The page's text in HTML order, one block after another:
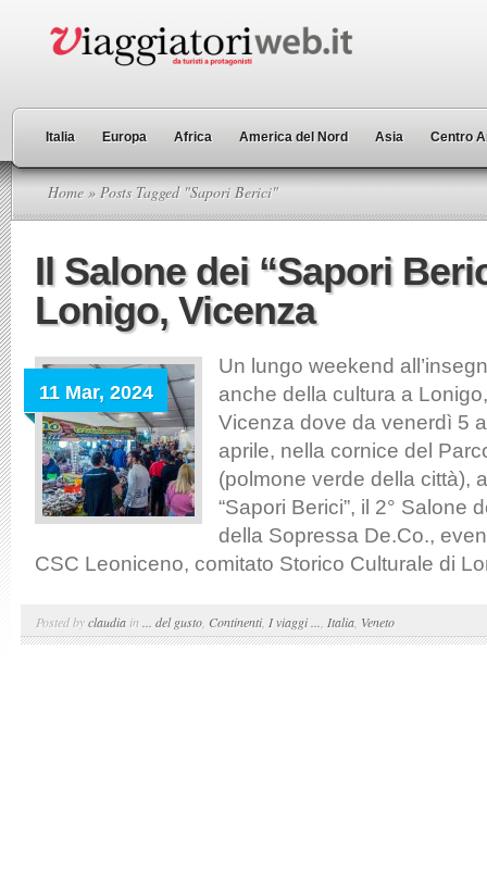
Italia Europa Africa America del Nord Asia Centro
Home » Posts Tagged "Sapori Berici"
Il Salone dei “Sapori
Lonigo, Vicenza
11 Mar, 2024
Un lungo weekend
anche della cultura a
Vicenza dove da venerdì 5
aprile, nella cornice del
(polmone verde della città),
“Sapori Berici”, il 2° Salone
della Sopressa De.Co.,
CSC Leoniceno, comitato Storico Culturale di
Posted byclaudia in ... del gusto Continenti, I viaggi ... Italia Veneto